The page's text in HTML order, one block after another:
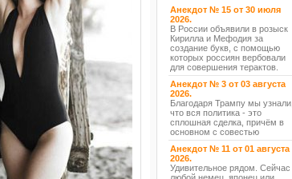
Анекдот № 15 от 30 июля
2026.
В России объявили в розыск
Кирилла и Мефодия за
создание букв, с помощью
которых россиян вербовали
для совершения терактов.
Анекдот № 3 от 03 августа
2026.
Благодаря Трампу мы узнали,
что вся политика - это
сплошная сделка, причём в
основном с совестью
Анекдот № 11 от 01 августа
2026.
Удивительное рядом. Сейчас